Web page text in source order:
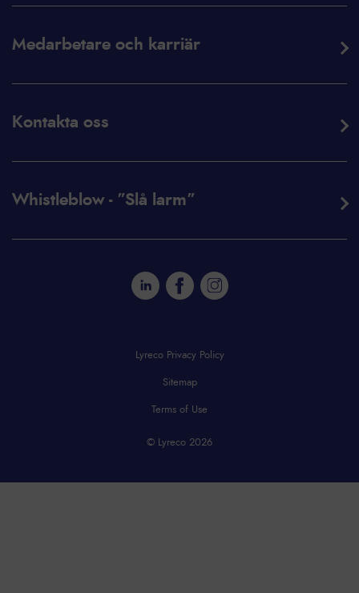
Medarbetare och karriär
Kontakta oss
Whistleblow - ”Slå larm”
© Lyreco 2026
Lyreco Privacy Policy
Sitemap
Terms of Use